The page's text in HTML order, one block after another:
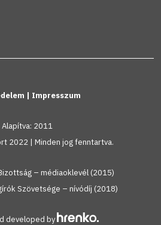
| Impresszum
Alapítva: 2011
2022 | Minden jog fenntartva.
– médiaoklevél (2015)
Szövetsége – nívódíj (2018)
developed by